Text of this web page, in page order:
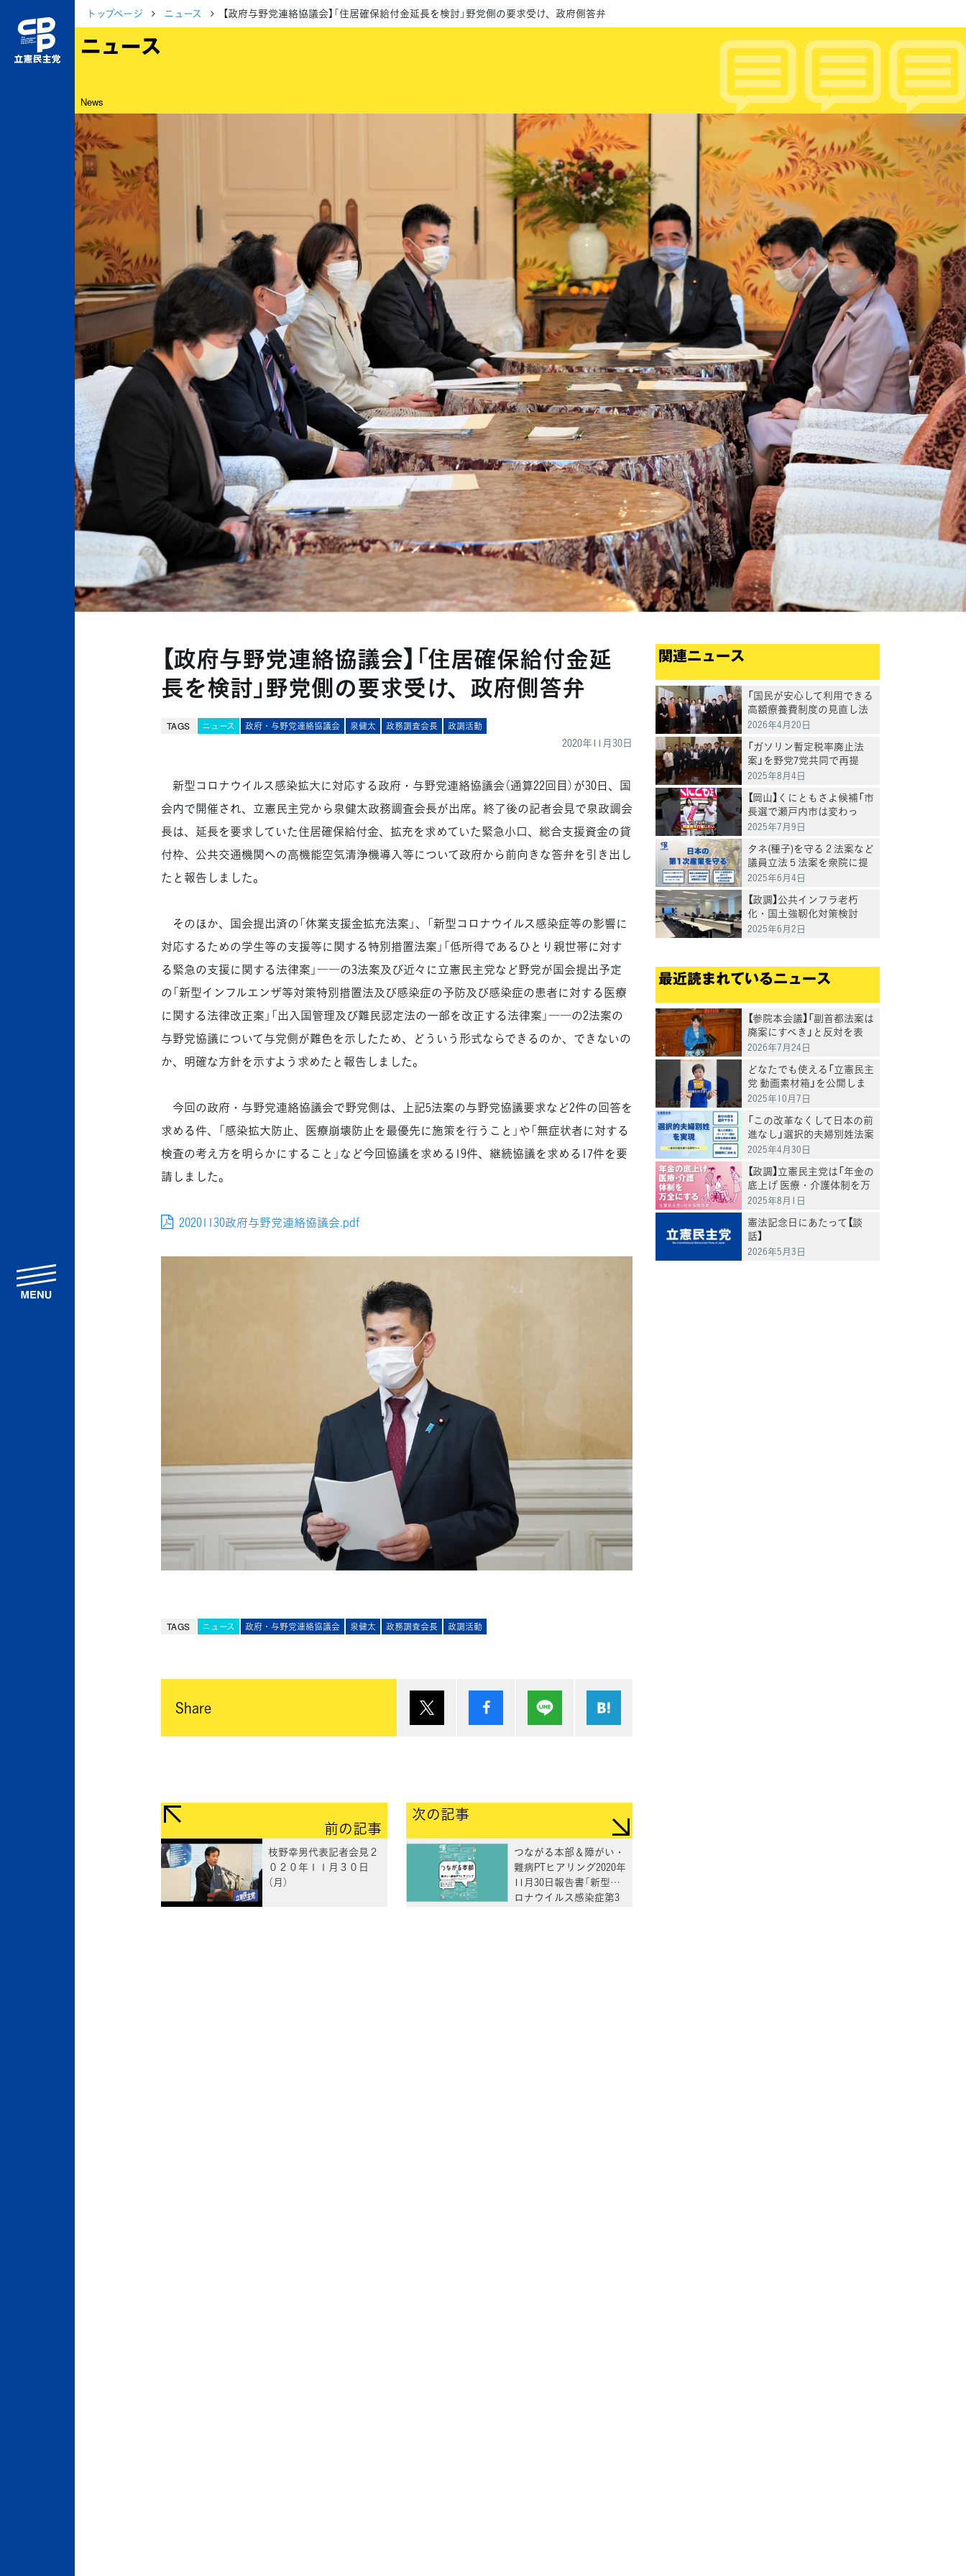
トップページ ニュース 【政府与野党連絡協議会】「住居確保給付金延長を検討」野党側の要求受け、政府側答弁
ニュース
News
【政府与野党連絡協議会】「住居確保給付金延
長を検討」野党側の要求受け、政府側答弁
TAGS ニュース 政府・与野党連絡協議会 泉健太 政務調査会長 政調活動
2020年11月30日
新型コロナウイルス感染拡大に対応する政府・与野党連絡協議会（通算22回目）が30日、国
会内で開催され、立憲民主党から泉健太政務調査会長が出席。終了後の記者会見で泉政調会
長は、延長を要求していた住居確保給付金、拡充を求めていた緊急小口、総合支援資金の貸
付枠、公共交通機関への高機能空気清浄機導入等について政府から前向きな答弁を引き出し
たと報告しました。
そのほか、国会提出済の「休業支援金拡充法案」、「新型コロナウイルス感染症等の影響に
対応するための学生等の支援等に関する特別措置法案」「低所得であるひとり親世帯に対す
る緊急の支援に関する法律案」――の3法案及び近々に立憲民主党など野党が国会提出予定
の「新型インフルエンザ等対策特別措置法及び感染症の予防及び感染症の患者に対する医療
に関する法律改正案」「出入国管理及び難民認定法の一部を改正する法律案」――の2法案の
与野党協議について与党側が難色を示したため、どういう形式ならできるのか、できないの
か、明確な方針を示すよう求めたと報告しました。
今回の政府・与野党連絡協議会で野党側は、上記5法案の与野党協議要求など2件の回答を
求める件、「感染拡大防止、医療崩壊防止を最優先に施策を行うこと」や「無症状者に対する
検査の考え方を明らかにすること」など今回協議を求める19件、継続協議を求める17件を要
請しました。
20201130政府与野党連絡協議会.pdf
TAGS ニュース 政府・与野党連絡協議会 泉健太 政務調査会長 政調活動
Share シェア Lineで送る
前の記事
枝野幸男代表記者会見２
０２０年１１月３０日
（月）
次の記事
つながる本部＆障がい・
難病PTヒアリング2020年
11月30日報告書「新型コ
ロナウイルス感染症第3
関連ニュース
「国民が安心して利用できる
高額療養費制度の見直し法
案」を衆院に提出
2026年4月20日
「ガソリン暫定税率廃止法
案」を野党7党共同で再提
出 11月1日からの減税を目
2025年8月4日
【岡山】くにともさよ候補「市
長選で瀬戸内市は変わっ
た。今度は岡山県全体を変
訴え
2025年7月9日
タネ(種子)を守る２法案など
議員立法５法案を衆院に提
出
2025年6月4日
【政調】公共インフラ老朽
化・国土強靭化対策検討
PT、上下水道の現状と課題
2025年6月2日
最近読まれているニュース
【参院本会議】「副首都法案は
廃案にすべき」と反対を表
明 岸真紀子議員
2026年7月24日
どなたでも使える「立憲民主
党 動画素材箱」を公開しま
した
2025年10月7日
「この改革なくして日本の前
進なし」選択的夫婦別姓法案
を提出
2025年4月30日
【政調】立憲民主党は「年金の
底上げ 医療・介護体制を万
全にする」
2025年8月1日
憲法記念日にあたって【談
話】
2026年5月3日